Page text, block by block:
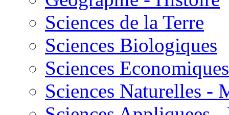
Sciences de la Terre
Sciences Biologiques
Sciences Economiques
Sciences Naturelles -